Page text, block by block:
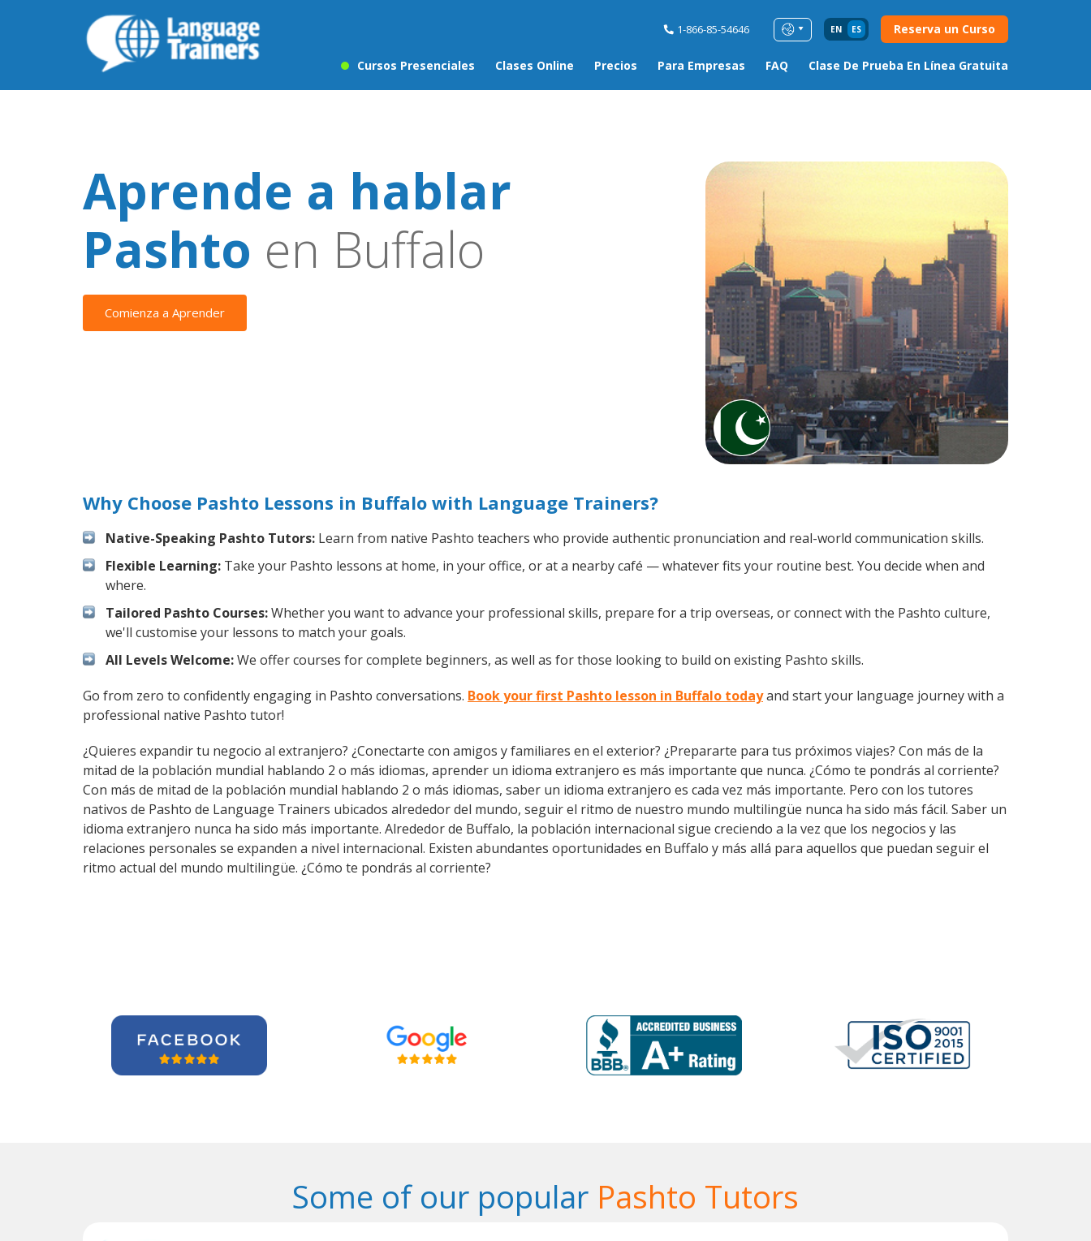
1-866-85-54646 EN ES Reserva un Curso
Cursos Presenciales Clases Online Precios Para Empresas FAQ Clase De Prueba En Línea Gratuita
Aprende a hablar
Pashto en Buffalo
Comienza a Aprender
Why Choose Pashto Lessons in Buffalo with Language Trainers?
Native-Speaking Pashto Tutors: Learn from native Pashto teachers who provide authentic pronunciation and real-world communication skills.
Flexible Learning: Take your Pashto lessons at home, in your office, or at a nearby café — whatever fits your routine best. You decide when and
where.
Tailored Pashto Courses:Whether you want to advance your professional skills, prepare for a trip overseas, or connect with the Pashto culture,
we'll customise your lessons to match your goals.
All Levels Welcome:We offer courses for complete beginners, as well as for those looking to build on existing Pashto skills.
Go from zero to confidently engaging in Pashto conversations. Book your first Pashto lesson in Buffalo todayand start your language journey with a
professional native Pashto tutor!
¿Quieres expandir tu negocio al extranjero? ¿Conectarte con amigos y familiares en el exterior? ¿Prepararte para tus próximos viajes? Con más de la
mitad de la población mundial hablando 2 o más idiomas, aprender un idioma extranjero es más importante que nunca. ¿Cómo te pondrás al corriente?
Con más de mitad de la población mundial hablando 2 o más idiomas, saber un idioma extranjero es cada vez más importante. Pero con los tutores
nativos de Pashto de Language Trainers ubicados alrededor del mundo, seguir el ritmo de nuestro mundo multilingüe nunca ha sido más fácil. Saber un
idioma extranjero nunca ha sido más importante. Alrededor de Buffalo, la población internacional sigue creciendo a la vez que los negocios y las
relaciones personales se expanden a nivel internacional. Existen abundantes oportunidades en Buffalo y más allá para aquellos que puedan seguir el
ritmo actual del mundo multilingüe. ¿Cómo te pondrás al corriente?
Some of our popular Pashto Tutors